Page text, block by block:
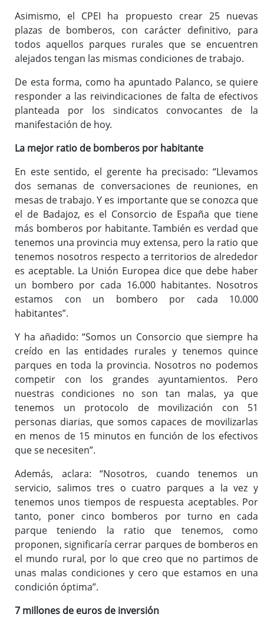
Asimismo, el CPEI ha propuesto crear 25 nuevas
plazas de bomberos, con carácter definitivo, para
todos aquellos parques rurales que se encuentren
alejados tengan las mismas condiciones de trabajo.
De esta forma, como ha apuntado Palanco, se quiere
responder a las reivindicaciones de falta de efectivos
planteada por los sindicatos convocantes de la
manifestación de hoy.
La mejor ratio de bomberos por habitante
En este sentido, el gerente ha precisado: “Llevamos
dos semanas de conversaciones de reuniones, en
mesas de trabajo. Y es importante que se conozca que
el de Badajoz, es el Consorcio de España que tiene
más bomberos por habitante. También es verdad que
tenemos una provincia muy extensa, pero la ratio que
tenemos nosotros respecto a territorios de alrededor
es aceptable. La Unión Europea dice que debe haber
un bombero por cada 16.000 habitantes. Nosotros
estamos con un bombero por cada 10.000
habitantes”.
Y ha añadido: “Somos un Consorcio que siempre ha
creído en las entidades rurales y tenemos quince
parques en toda la provincia. Nosotros no podemos
competir con los grandes ayuntamientos. Pero
nuestras condiciones no son tan malas, ya que
tenemos un protocolo de movilización con 51
personas diarias, que somos capaces de movilizarlas
en menos de 15 minutos en función de los efectivos
que se necesiten”.
Además, aclara: “Nosotros, cuando tenemos un
servicio, salimos tres o cuatro parques a la vez y
tenemos unos tiempos de respuesta aceptables. Por
tanto, poner cinco bomberos por turno en cada
parque teniendo la ratio que tenemos, como
proponen, significaría cerrar parques de bomberos en
el mundo rural, por lo que creo que no partimos de
unas malas condiciones y cero que estamos en una
condición óptima”.
7 millones de euros de inversión